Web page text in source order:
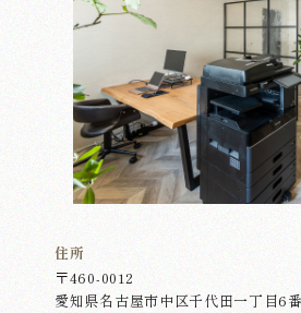
お知らせ
住所
〒460-0012
愛知県名古屋市中区千代田一丁目6